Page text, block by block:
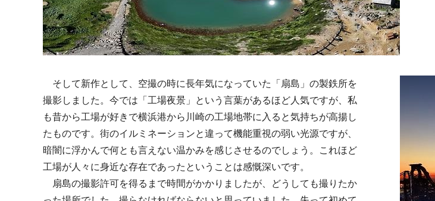
そして新作として、空撮の時に長年気になっていた「扇島」の製鉄所を
撮影しました。今では「工場夜景」という言葉があるほど人気ですが、私
も昔から工場が好きで横浜港から川崎の工場地帯に入ると気持ちが高揚し
たものです。街のイルミネーションと違って機能重視の弱い光源ですが、
暗闇に浮かんで何とも言えない温かみを感じさせるのでしょう。これほど
工場が人々に身近な存在であったということは感慨深いです。
扇島の撮影許可を得るまで時間がかかりましたが、どうしても撮りたか